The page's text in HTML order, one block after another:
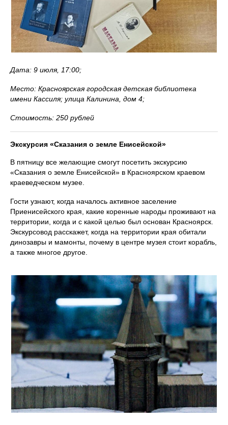
Дата: 9 июля, 17:00;
Место: Красноярская городская детская библиотека
имени Кассиля; улица Калинина, дом 4;
Стоимость: 250 рублей
Экскурсия «Сказания о земле Енисейской»
В пятницу все желающие смогут посетить экскурсию
«Сказания о земле Енисейской» в Красноярском краевом
краеведческом музее.
Гости узнают, когда началось активное заселение
Приенисейского края, какие коренные народы проживают на
территории, когда и с какой целью был основан Красноярск.
Экскурсовод расскажет, когда на территории края обитали
динозавры и мамонты, почему в центре музея стоит корабль,
а также многое другое.